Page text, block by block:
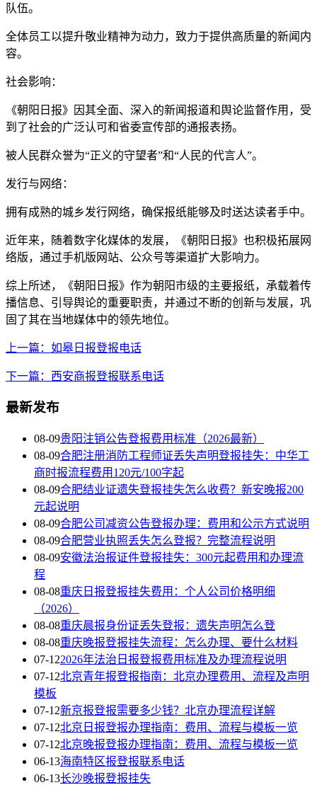
队伍。
全体员工以提升敬业精神为动力，致力于提供高质量的新闻内
容。
社会影响：
《朝阳日报》因其全面、深入的新闻报道和舆论监督作用，受
到了社会的广泛认可和省委宣传部的通报表扬。
被人民群众誉为“正义的守望者”和“人民的代言人”。
发行与网络：
拥有成熟的城乡发行网络，确保报纸能够及时送达读者手中。
近年来，随着数字化媒体的发展，《朝阳日报》也积极拓展网
络版，通过手机版网站、公众号等渠道扩大影响力。
综上所述，《朝阳日报》作为朝阳市级的主要报纸，承载着传
播信息、引导舆论的重要职责，并通过不断的创新与发展，巩
固了其在当地媒体中的领先地位。
上一篇：如皋日报登报电话
下一篇：西安商报登报联系电话
最新发布
08-09贵阳注销公告登报费用标准（2026最新）
08-09合肥注册消防工程师证丢失声明登报挂失：中华工
商时报流程费用120元/100字起
08-09合肥结业证遗失登报挂失怎么收费？新安晚报200
元起说明
08-09合肥公司减资公告登报办理：费用和公示方式说明
08-09合肥营业执照丢失怎么登报？完整流程说明
08-09安徽法治报证件登报挂失：300元起费用和办理流
程
08-08重庆日报登报挂失费用：个人公司价格明细
（2026）
08-08重庆晨报身份证丢失登报：遗失声明怎么登
08-08重庆晚报登报挂失流程：怎么办理、要什么材料
07-122026年法治日报登报费用标准及办理流程说明
07-12北京青年报登报指南：北京办理费用、流程及声明
模板
07-12新京报登报需要多少钱？北京办理流程详解
07-12北京日报登报办理指南：费用、流程与模板一览
07-12北京晚报登报办理指南：费用、流程与模板一览
06-13海南特区报登报联系电话
06-13长沙晚报登报挂失